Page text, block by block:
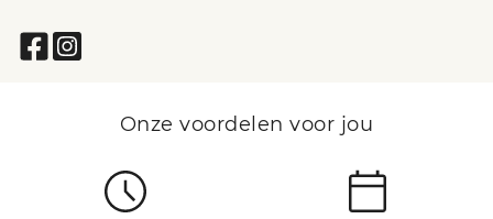
Onze voordelen voor jou